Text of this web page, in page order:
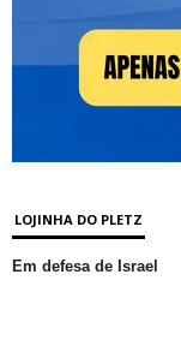
LOJINHA DO PLETZ
Em defesa de Israel